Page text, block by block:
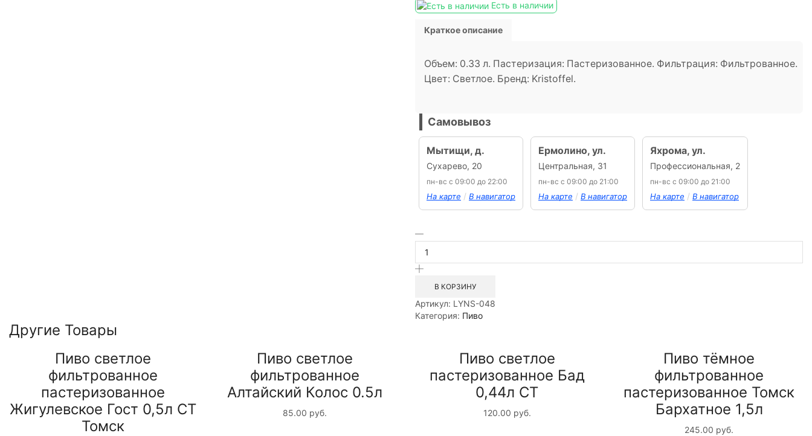
Есть в наличии
Краткое описание
Объем: 0.33 л. Пастеризация: Пастеризованное. Фильтрация: Фильтрованное.
Цвет: Светлое. Бренд: Kristoffel.
Самовывоз
Мытищи, д.
Сухарево, 20
пн-вс с 09:00 до 22:00
На карте / В навигатор
Ермолино, ул.
Центральная, 31
пн-вс с 09:00 до 21:00
На карте / В навигатор
Яхрома, ул.
Профессиональная, 2
пн-вс с 09:00 до 21:00
На карте / В навигатор
товара
Пиво
фильтрованное
Блонд
0.33л
В КОРЗИНУ
Артикул: LYNS-048
Категория: Пиво
Другие Товары
Пиво светлое
фильтрованное
пастеризованное
Жигулевское Гост 0,5л СТ
Томск
Пиво светлое
фильтрованное
Алтайский Колос 0.5л
85.00 руб.
Пиво светлое
пастеризованное Бад
0,44л СТ
120.00 руб.
Пиво тёмное
фильтрованное
пастеризованное Томск
Бархатное 1,5л
245.00 руб.